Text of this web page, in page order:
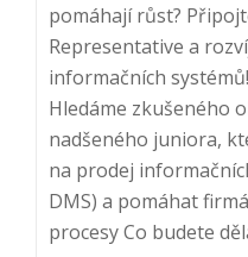
pomáhají růst?
Representative a
informačních
Hledáme zkušeného
nadšeného juniora,
na prodej
DMS) a pomáhat
procesy Co budete